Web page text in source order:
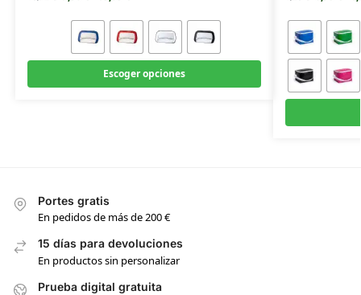
Escoger opciones
Portes gratis
En pedidos de más de 200 €
15 días para devoluciones
En productos sin personalizar
Prueba digital gratuita